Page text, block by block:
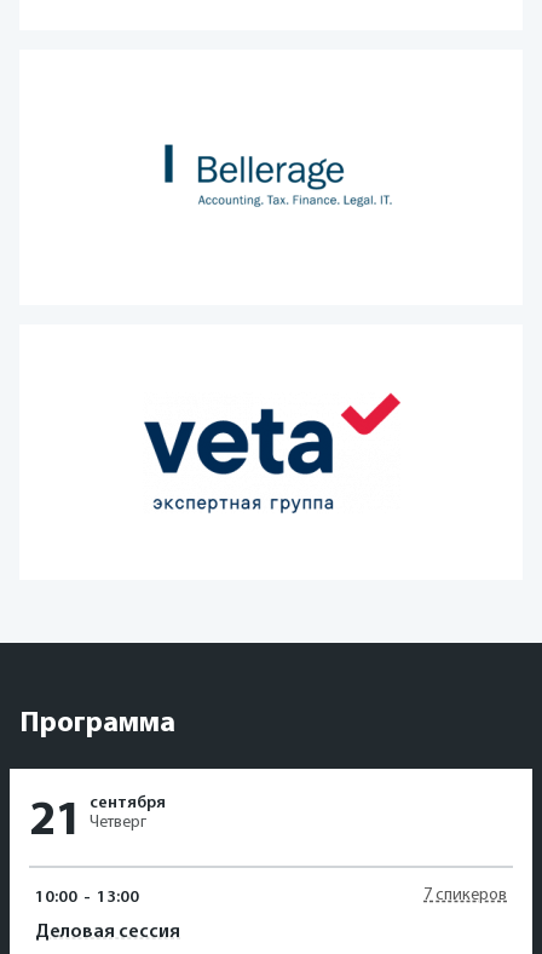
Программа
21
сентября
Четверг
10:00 - 13:00
Деловая сессия
7 спикеров